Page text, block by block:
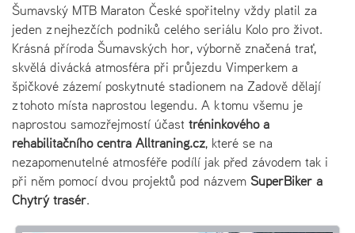
Šumavský MTB Maraton České spořitelny vždy platil za
jeden z nejhezčích podniků celého seriálu Kolo pro život.
Krásná příroda Šumavských hor, výborně značená trať,
skvělá divácká atmosféra při průjezdu Vimperkem a
špičkové zázemí poskytnuté stadionem na Zadově dělají
z tohoto místa naprostou legendu. A k tomu všemu je
naprostou samozřejmostí účast tréninkového a
rehabilitačního centra Alltraning.cz, které se na
nezapomenutelné atmosféře podílí jak před závodem tak i
při něm pomocí dvou projektů pod názvem SuperBiker a
Chytrý trasér.